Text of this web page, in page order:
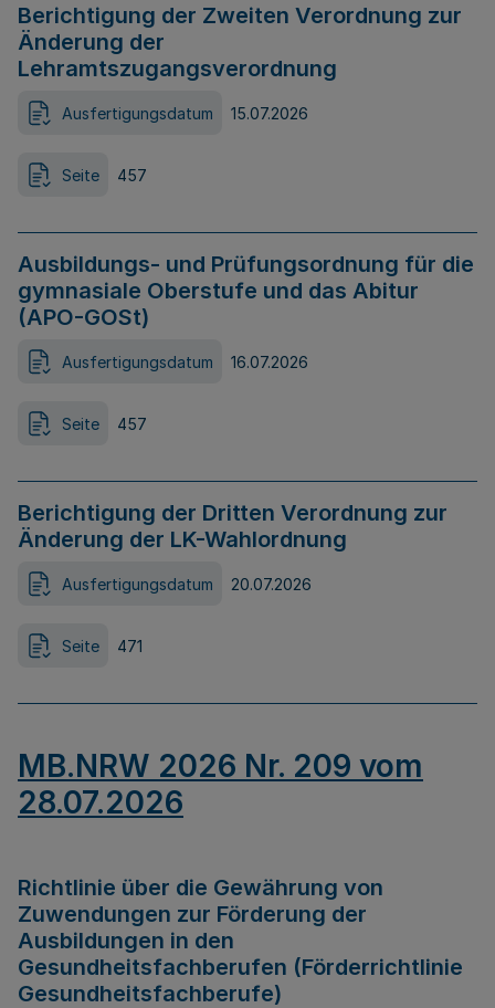
Berichtigung der Zweiten Verordnung zur
Änderung der
Lehramtszugangsverordnung
Ausfertigungsdatum 15.07.2026
Seite 457
Ausbildungs- und Prüfungsordnung für die
gymnasiale Oberstufe und das Abitur
(APO-GOSt)
Ausfertigungsdatum 16.07.2026
Seite 457
Berichtigung der Dritten Verordnung zur
Änderung der LK-Wahlordnung
Ausfertigungsdatum 20.07.2026
Seite 471
MB.NRW 2026 Nr. 209 vom
28.07.2026
Richtlinie über die Gewährung von
Zuwendungen zur Förderung der
Ausbildungen in den
Gesundheitsfachberufen (Förderrichtlinie
Gesundheitsfachberufe)